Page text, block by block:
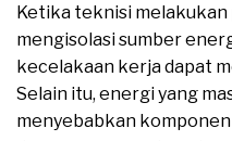
Ketika teknisi
mengisolasi sumber
kecelakaan kerja dapat
Selain itu, energi yang
menyebabkan